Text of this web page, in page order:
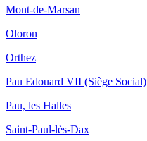
Mont-de-Marsan
Oloron
Orthez
Pau Edouard VII (Siège Social)
Pau, les Halles
Saint-Paul-lès-Dax